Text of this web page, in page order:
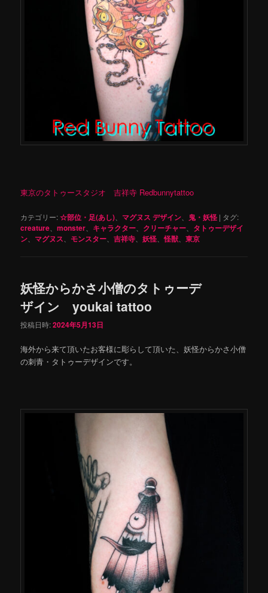
東京のタトゥースタジオ 吉祥寺 Redbunnytattoo
カテゴリー:☆部位・足(あし) マグヌス デザイン 鬼・妖怪 | タグ:
creature 、monster キャラクター クリーチャー
タトゥーデザイ
ン
マグヌス モンスター 、吉祥寺 、妖怪 、怪獣 、東京
妖怪からかさ小僧のタトゥーデ
ザイン youkai tattoo
投稿日時:2024年5月13日
海外から来て頂いたお客様に彫らして頂いた、妖怪からかさ小僧
の刺青・タトゥーデザインです。